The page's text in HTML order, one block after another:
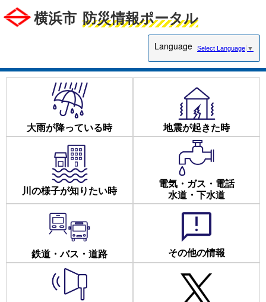
横浜市 防災情報ポータル
Language Select Language ▼
大雨が降っている時 地震が起きた時
川の様子が知りたい時
電気・ガス・電話
水道・下水道
鉄道・バス・道路 その他の情報